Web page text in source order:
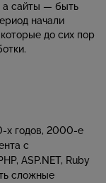
а сайты — быть
начали
до сих пор
х годов, 2000-е
с
ASP.NET, Ruby
сложные